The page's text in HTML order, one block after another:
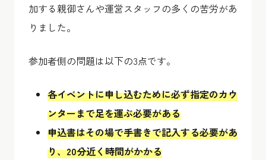
加する親御さんや運営スタッフの多くの苦労があ
りました。
参加者側の問題は以下の3点です。
各イベントに申し込むために必ず指定のカウ
ンターまで足を運ぶ必要がある
申込書はその場で手書きで記入する必要があ
り、20分近く時間がかかる